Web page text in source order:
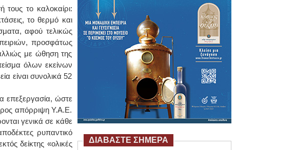
το καλοκαίρι:
το θερμό και
αφού τελικώς
προσφάτως
με ώθηση της
όλων εκείνων
είναι συνολικά 52
επεξεργασία, ώστε
απόρριψη Υ.Α.Ε.
γενικά σε κάθε
ρυπαντικό
δείκτης «ολικές
ΔΙΑΒΑΣΤΕ ΣΗΜΕΡΑ